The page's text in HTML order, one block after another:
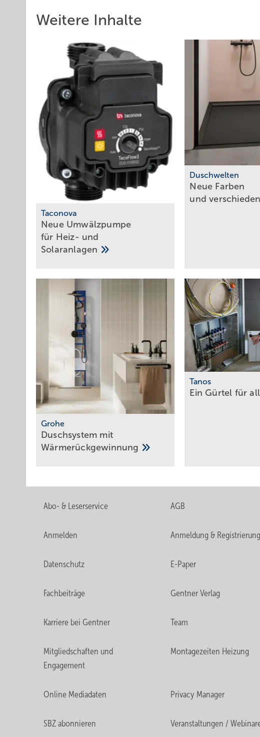
Weitere Inhalte
Taconova
Neu e Umwälzpumpe
für Heiz- und
Solaranlagen
Duschwelten
Neue Farben
und
Grohe
Duschsystem mit
­Wärmerückgewinnung
Tanos
Ein Gürtel für
Abo- & Leserservice AGB
Anmelden Anmeldung & Registrierung
Datenschutz E-Paper
Fachbeiträge Gentner Verlag
Karriere bei Gentner Team
Mitgliedschaften und
Engagement
Montagezeiten Heizung
Online Mediadaten Privacy Manager
SBZ abonnieren Veranstaltungen /